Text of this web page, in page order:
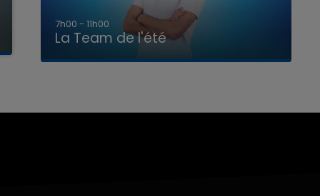
7h00 - 11h00
La Team de l'été